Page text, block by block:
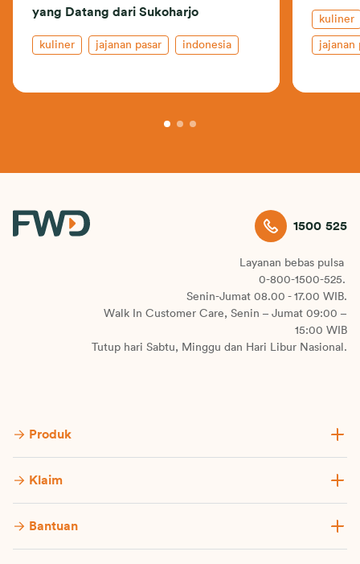
yang Datang dari Sukoharjo
kuliner jajanan pasar indonesia
kuliner
jajanan
1500 525
Layanan bebas pulsa
0-800-1500-525.
Senin-Jumat 08.00 - 17.00 WIB.
Walk In Customer Care, Senin – Jumat 09:00 –
15:00 WIB
Tutup hari Sabtu, Minggu dan Hari Libur Nasional.
Produk
Klaim
Bantuan